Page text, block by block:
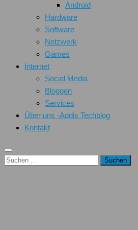
Android
Hardware
Software
Netzwerk
Games
Internet
Social Media
Bloggen
Services
Über uns -Addis Techblog
Kontakt
Suchen